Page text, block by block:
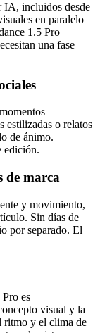
IA, incluidos desde
en paralelo
1.5 Pro
una fase
estilizadas o relatos
de ánimo.
edición.
de marca
y movimiento,
Sin días de
por separado. El
es
visual y la
ritmo y el clima de